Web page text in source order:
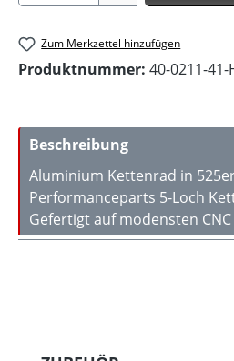
Zum Merkzettel hinzufügen
Produktnummer: 40-0211-41-
Beschreibung
Aluminium Kettenrad in
Performanceparts 5-Loch
Gefertigt auf modensten